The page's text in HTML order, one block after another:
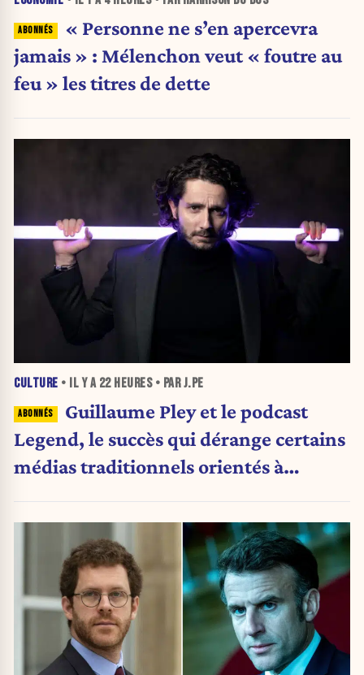
« Personne ne s’en apercevra
jamais » : Mélenchon veut « foutre au
feu » les titres de dette
CULTURE • IL Y A 22 HEURES• PAR J.PE
Guillaume Pley et le podcast
Legend, le succès qui dérange certains
médias traditionnels orientés à